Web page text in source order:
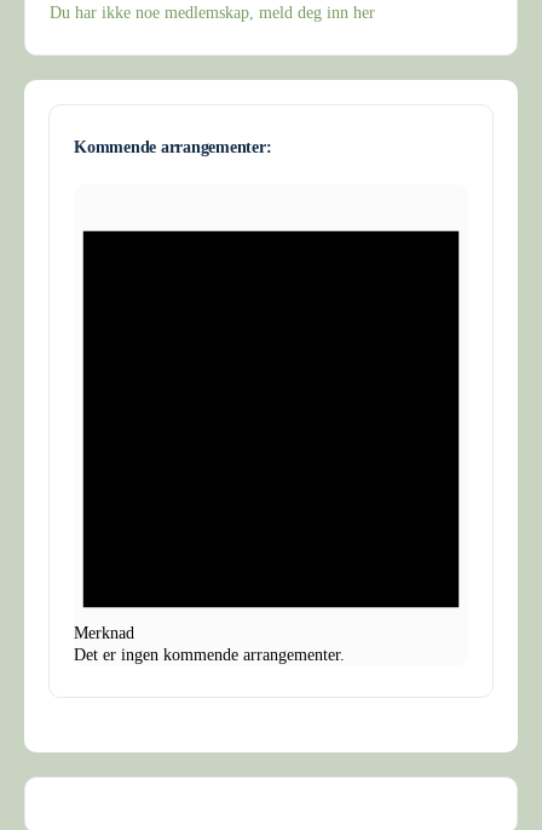
Du har ikke noe medlemskap, meld deg inn her
Kommende arrangementer:
Merknad
Det er ingen kommende arrangementer.